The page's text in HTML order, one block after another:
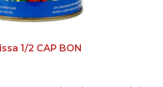
1/2 CAP BON